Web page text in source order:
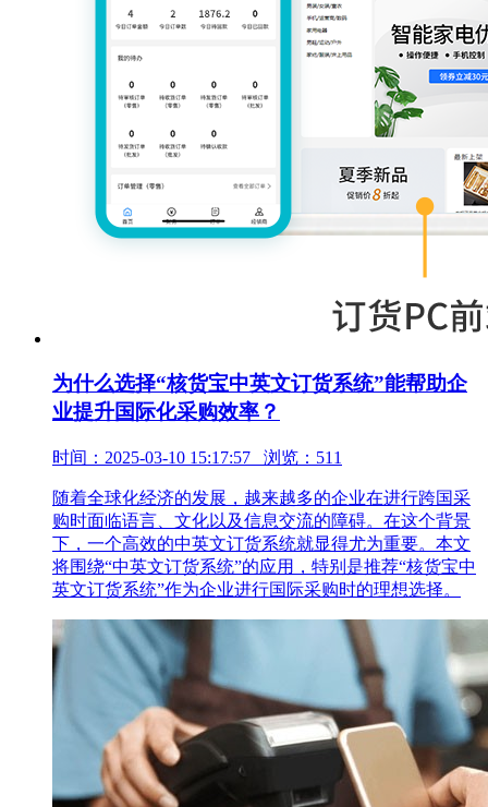
为什么选择“核货宝中英文订货系统”能帮助企
业提升国际化采购效率？
时间：2025-03-10 15:17:57 浏览：511
随着全球化经济的发展，越来越多的企业在进行跨国采
购时面临语言、文化以及信息交流的障碍。在这个背景
下，一个高效的中英文订货系统就显得尤为重要。本文
将围绕“中英文订货系统”的应用，特别是推荐“核货宝中
英文订货系统”作为企业进行国际采购时的理想选择。